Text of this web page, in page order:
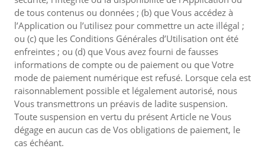
de tous contenus ou données ; (b) que Vous accédez à
l’Application ou l’utilisez pour commettre un acte illégal ;
ou (c) que les Conditions Générales d’Utilisation ont été
enfreintes ; ou (d) que Vous avez fourni de fausses
informations de compte ou de paiement ou que Votre
mode de paiement numérique est refusé. Lorsque cela est
raisonnablement possible et légalement autorisé, nous
Vous transmettrons un préavis de ladite suspension.
Toute suspension en vertu du présent Article ne Vous
dégage en aucun cas de Vos obligations de paiement, le
cas échéant.